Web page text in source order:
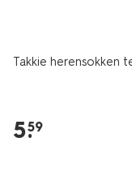
Takkie herensokken
5.
59